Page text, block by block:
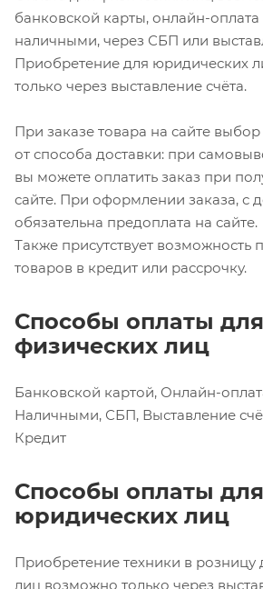
банковской карты, онлайн-оплата
наличными, через СБП или
Приобретение для юридических
только через выставление счёта.
При заказе товара на сайте
от способа доставки: при
вы можете оплатить заказ при
сайте. При оформлении заказа, с
обязательна предоплата на сайте.
Также присутствует возможность
товаров в кредит или рассрочку.
Способы оплаты для
физических лиц
Банковской картой, Онлайн-
Наличными, СБП, Выставление
Кредит
Способы оплаты для
юридических лиц
Приобретение техники в розницу
лиц возможно только через